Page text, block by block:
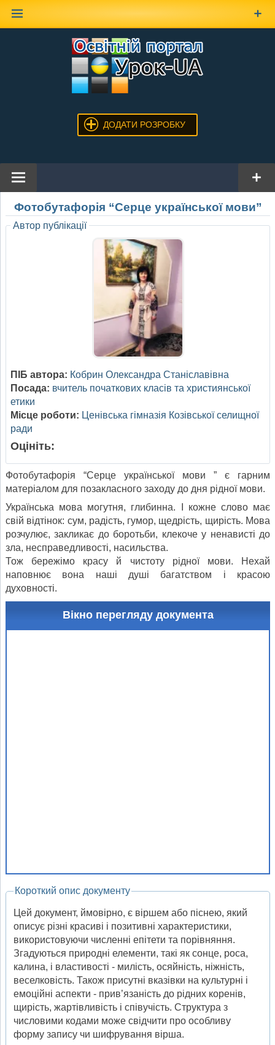
ДОДАТИ РОЗРОБКУ
Фотобутафорія “Серце української мови”
Автор публікації
ПІБ автора: Кобрин Олександра Станіславівна
Посада: вчитель початкових класів та християнської
етики
Місце роботи: Ценівська гімназія Козівської селищної
ради
Оцініть:
Фотобутафорія “Серце української мови ” є гарним
матеріалом для позакласного заходу до дня рідної мови.
Українська мова могутня, глибинна. І кожне слово має
свій відтінок: сум, радість, гумор, щедрість, щирість. Мова
розчулює, закликає до боротьби, клекоче у ненависті до
зла, несправедливості, насильства.
Тож бережімо красу й чистоту рідної мови. Нехай
наповнює вона наші душі багатством і красою
духовності.
Вікно перегляду документа
Короткий опис документу
Цей документ, ймовірно, є віршем або піснею, який
описує різні красиві і позитивні характеристики,
використовуючи численні епітети та порівняння.
Згадуються природні елементи, такі як сонце, роса,
калина, і властивості - милість, осяйність, ніжність,
веселковість. Також присутні вказівки на культурні і
емоційні аспекти - прив’язаність до рідних коренів,
щирість, жартівливість і співучість. Структура з
числовими кодами може свідчити про особливу
форму запису чи шифрування вірша.